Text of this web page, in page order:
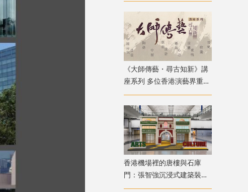
《大師傳藝・尋古知新》講
座系列 多位香港演藝界重量
級嘉賓登場
香港機場裡的唐樓與石庫
門：張智強沉浸式建築裝置
重構港滬記憶